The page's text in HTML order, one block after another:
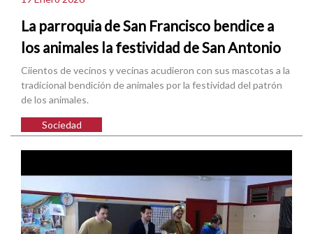
La parroquia de San Francisco bendice a
los animales la festividad de San Antonio
Ciientos de vecinos y vecinas acudieron con sus mascotas a la
tradicional bendición de animales por la festividad del patrón
de los animales.
Sociedad